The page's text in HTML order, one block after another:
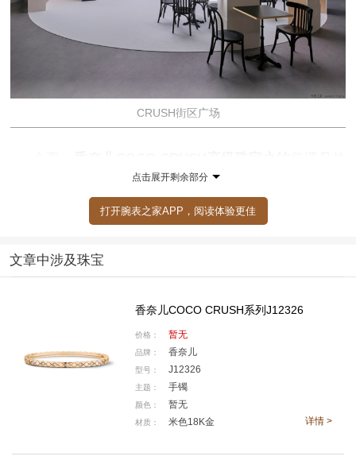
CRUSH街区广场
故事带到北京，以别具一格的方式，呈现 COCO CRUS
H 系列作品的灵感起源、设计风格、叠戴艺术及灵动趣
致。COCO CRUSH 高级珠宝系列作品刚柔并济，简洁
为香奈儿经典元素的菱格纹图案，作品弧形表面上彼此
点击展开剩余部分
打开腕表之家APP，阅读体验更佳
文章中涉及珠宝
香奈儿COCO CRUSH系列J12326
价格： 暂无
品牌： 香奈儿
型号： J12326
主题： 手镯
颜色： 暂无
材质： 米色18K金 详情 >